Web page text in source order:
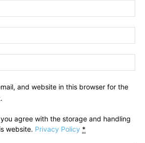
and website in this browser for the
agree with the storage and handling
website. Privacy Policy *